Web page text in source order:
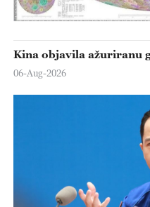
Kina objavila ažuriranu
06-Aug-2026